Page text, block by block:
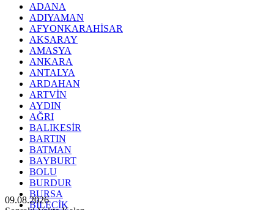
ADANA
ADIYAMAN
AFYONKARAHİSAR
AKSARAY
AMASYA
ANKARA
ANTALYA
ARDAHAN
ARTVİN
AYDIN
AĞRI
BALIKESİR
BARTIN
BATMAN
BAYBURT
BOLU
BURDUR
BURSA
BİLECİK
09.08.2026